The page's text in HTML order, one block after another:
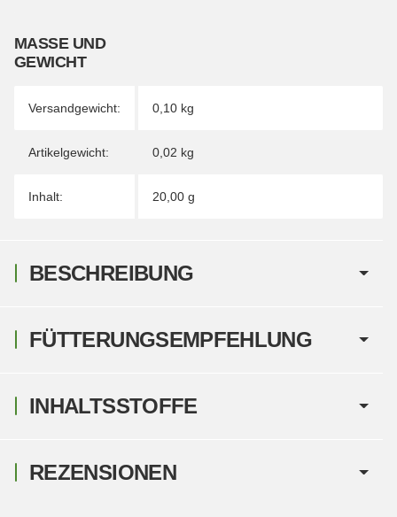
MASSE UND G
EWICHT
Versandgewicht: 0,10 kg
Artikelgewicht: 0,02 kg
Inhalt: 20,00 g
BESCHREIBUNG
FÜTTERUNGSEMPFEHLUNG
INHALTSSTOFFE
REZENSIONEN